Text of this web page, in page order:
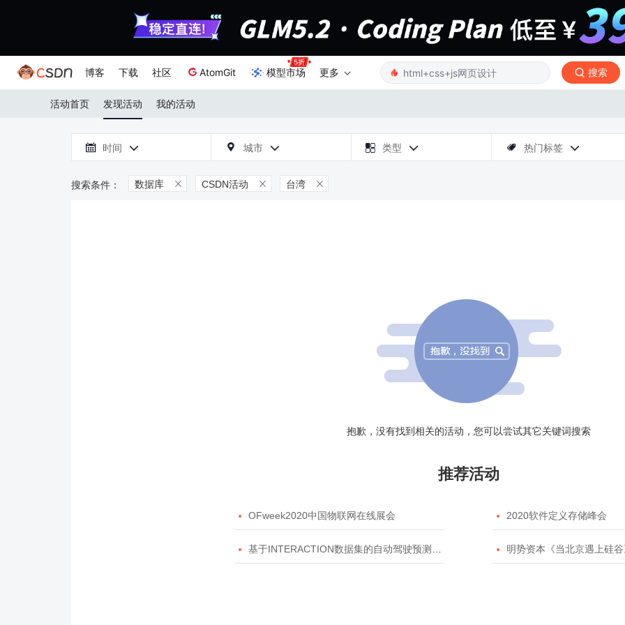
博客 下载 社区 AtomGit 模型市场 更多 搜索
活动首页 发现活动 我的活动
 时间   城市   类型   热门标签 
数据库  CSDN活动  台湾 
抱歉，没有找到相关的活动，您可以尝试其它关键词搜索
推荐活动
 OFweek2020中国物联网在线展会  2020软件定义存储峰会
 基于INTERACTION数据集的自动驾驶预测模型挑战赛  明势资本《当北京遇上硅谷》系列